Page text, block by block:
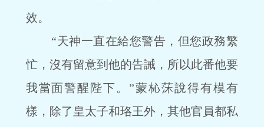
效。
“天神一直在給您警告，但您政務繁
忙，沒有留意到他的告誡，所以此番他要
我當面警醒陛下。”蒙杺莯說得有模有
樣，除了皇太子和珞王外，其他官員都私